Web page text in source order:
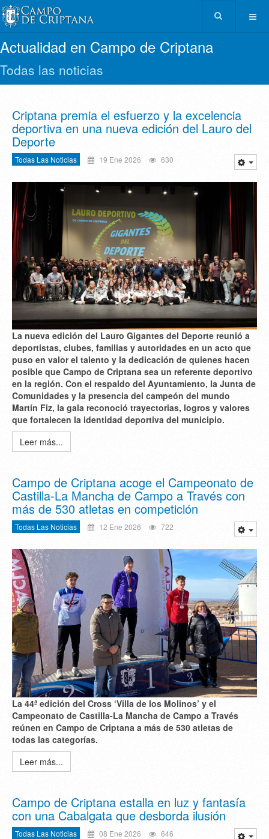
Actualidad en Campo de Criptana
Todas las noticias
Criptana premia el esfuerzo y la excelencia
deportiva en una nueva edición del Lauro del
Deporte
Todas Las Noticias 19 Ene 2026 630
La nueva edición del Lauro Gigantes del Deporte reunió a
deportistas, clubes, familias y autoridades en un acto que
puso en valor el talento y la dedicación de quienes hacen
posible que Campo de Criptana sea un referente deportivo
en la región. Con el respaldo del Ayuntamiento, la Junta de
Comunidades y la presencia del campeón del mundo
Martín Fiz, la gala reconoció trayectorias, logros y valores
que fortalecen la identidad deportiva del municipio.
Leer más...
Campo de Criptana acoge el Campeonato de
Castilla-La Mancha de Campo a Través con
más de 530 atletas en competición
Todas Las Noticias 12 Ene 2026 722
La 44ª edición del Cross ‘Villa de los Molinos’ y el
Campeonato de Castilla-La Mancha de Campo a Través
reúnen en Campo de Criptana a más de 530 atletas de
todas las categorías.
Leer más...
Campo de Criptana estalla en luz y fantasía
con una Cabalgata que desborda ilusión
Todas Las Noticias 08 Ene 2026 646